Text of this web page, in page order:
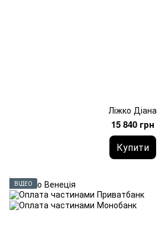
Ліжко Діана
15 840 грн
Купити
ВІДЕО